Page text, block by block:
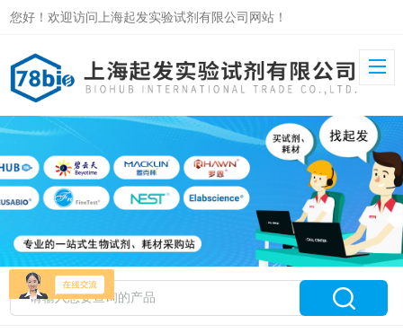
您好！欢迎访问上海起发实验试剂有限公司网站！